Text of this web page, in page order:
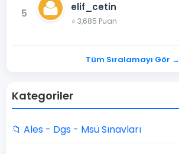
5 elif_cetin
⭐ 3,685 Puan
Tüm Sıralamayı Gör →
Kategoriler
📁 Ales - Dgs - Msü Sınavları